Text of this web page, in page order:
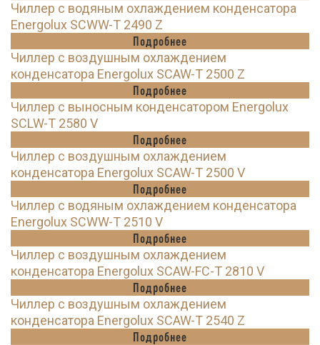
Чиллер с водяным охлаждением конденсатора
Energolux SCWW-T 2490 Z
Подробнее
Чиллер с воздушным охлаждением
конденсатора Energolux SCAW-T 2500 Z
Подробнее
Чиллер с выносным конденсатором Energolux
SCLW-T 2580 V
Подробнее
Чиллер с воздушным охлаждением
конденсатора Energolux SCAW-T 2500 V
Подробнее
Чиллер с водяным охлаждением конденсатора
Energolux SCWW-T 2510 V
Подробнее
Чиллер с воздушным охлаждением
конденсатора Energolux SCAW-FC-T 2810 V
Подробнее
Чиллер с воздушным охлаждением
конденсатора Energolux SCAW-T 2540 Z
Подробнее